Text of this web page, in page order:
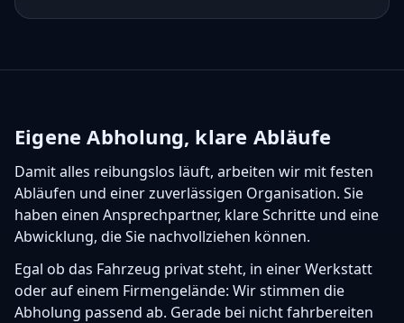
Eigene Abholung, klare Abläufe
Damit alles reibungslos läuft, arbeiten wir mit festen
Abläufen und einer zuverlässigen Organisation. Sie
haben einen Ansprechpartner, klare Schritte und eine
Abwicklung, die Sie nachvollziehen können.
Egal ob das Fahrzeug privat steht, in einer Werkstatt
oder auf einem Firmengelände: Wir stimmen die
Abholung passend ab. Gerade bei nicht fahrbereiten